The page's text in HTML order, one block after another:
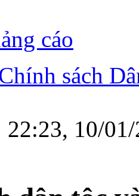
cáo
sách
22:23, 10/